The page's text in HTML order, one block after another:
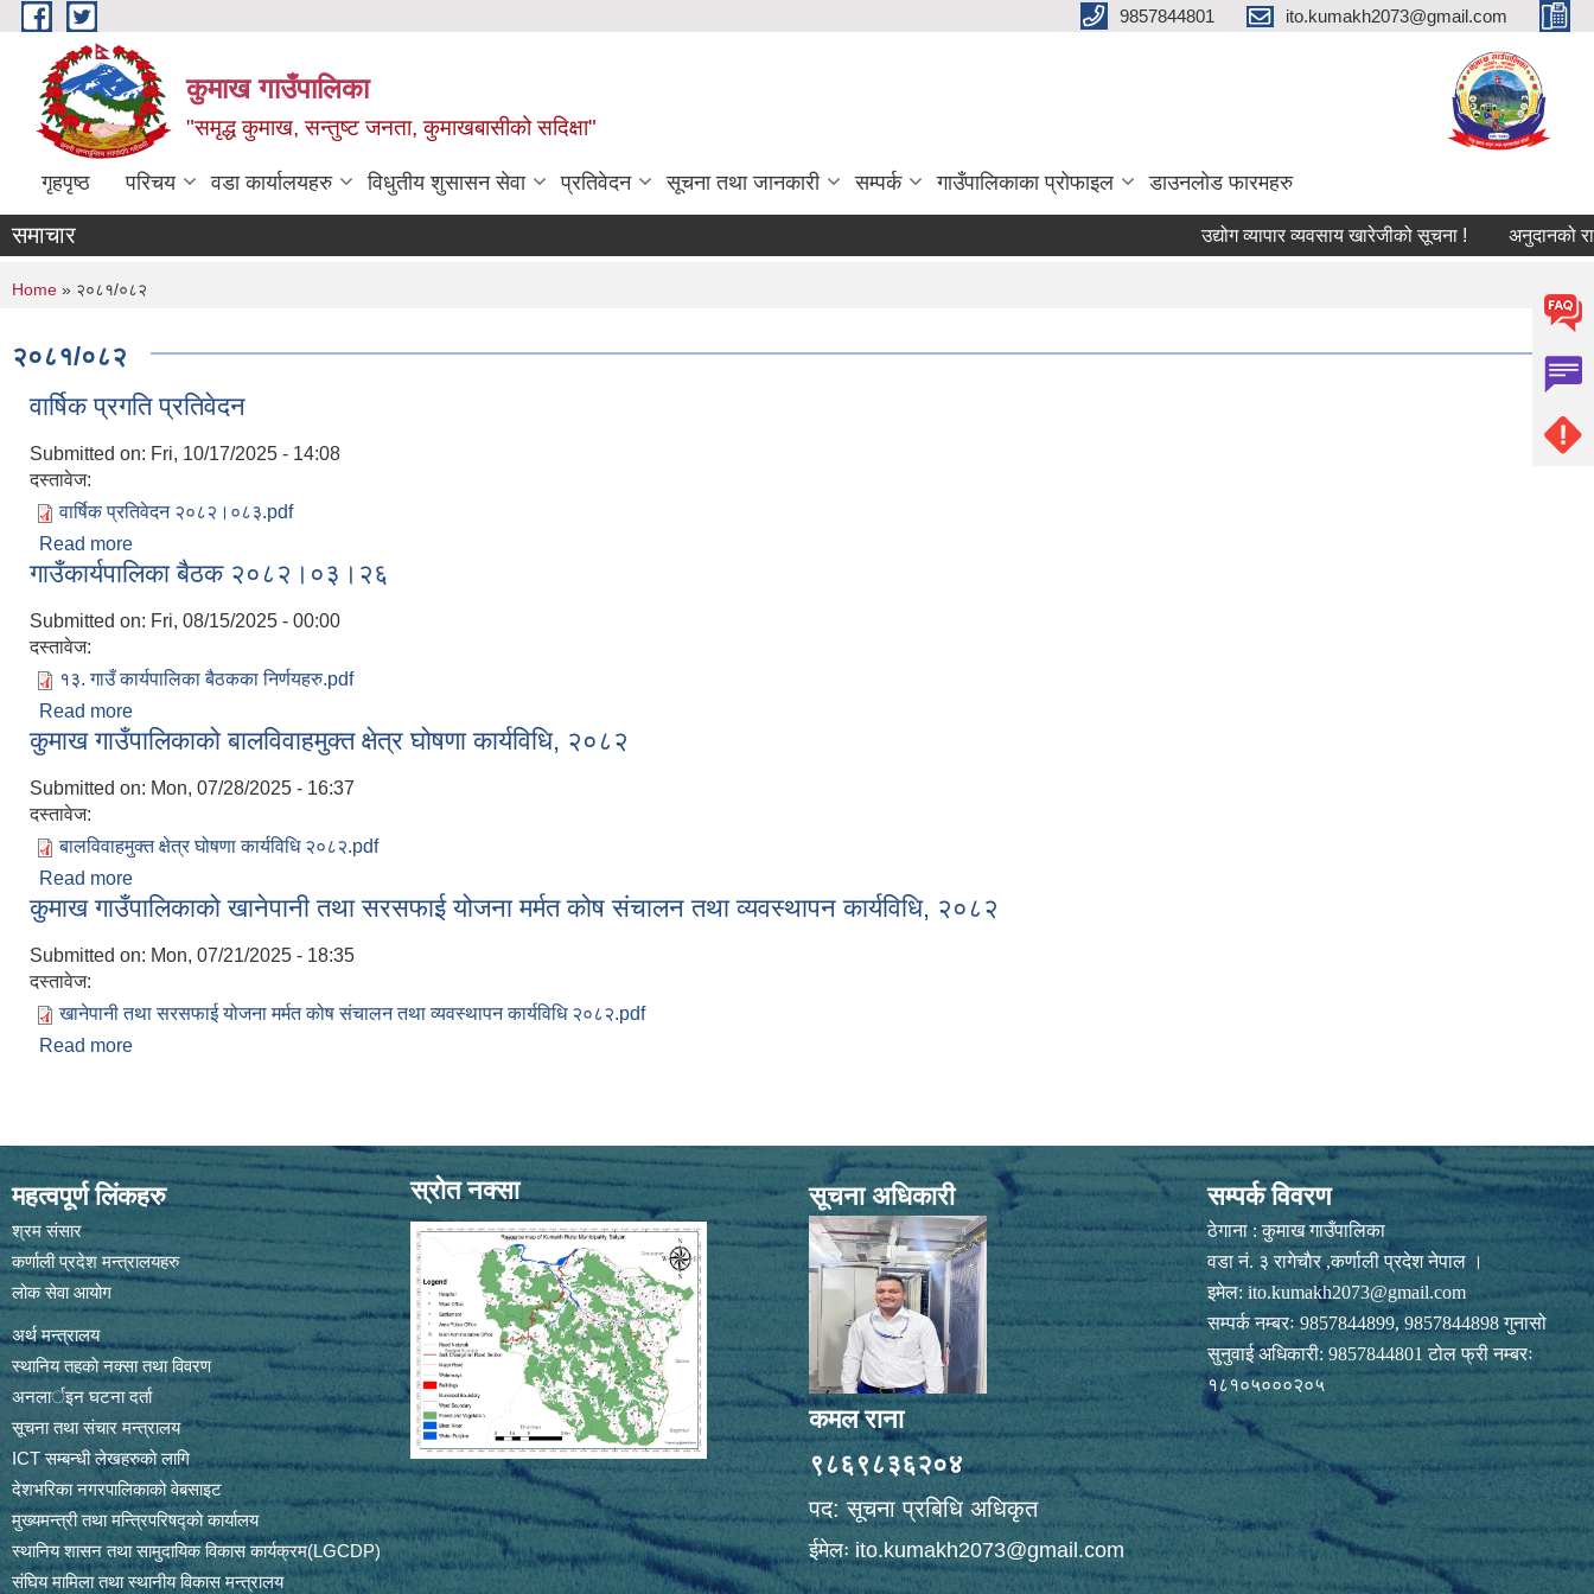
Skip to main content 9857844801 ito.kumakh2073@gmail.com
कुमाख गाउँपालिका
"समृद्ध कुमाख, सन्तुष्ट जनता, कुमाखबासीको सदिक्षा"
गृहपृष्ठ परिचय वडा कार्यालयहरु विधुतीय शुसासन सेवा प्रतिवेदन सूचना तथा जानकारी सम्पर्क गाउँपालिकाका प्रोफाइल डाउनलोड फारमहरु
समाचार उद्योग व्यापार व्यवसाय खारेजीको सूचना ! अनुदानको
You are here
Home » २०८१/०८२
२०८१/०८२
वार्षिक प्रगति प्रतिवेदन
Submitted on: Fri, 10/17/2025 - 14:08
दस्तावेज:
वार्षिक प्रतिवेदन २०८२।०८३.pdf
Read more
गाउँकार्यपालिका बैठक २०८२।०३।२६
Submitted on: Fri, 08/15/2025 - 00:00
दस्तावेज:
१३. गाउँ कार्यपालिका बैठकका निर्णयहरु.pdf
Read more
कुमाख गाउँपालिकाको बालविवाहमुक्त क्षेत्र घोषणा कार्यविधि, २०८२
Submitted on: Mon, 07/28/2025 - 16:37
दस्तावेज:
बालविवाहमुक्त क्षेत्र घोषणा कार्यविधि २०८२.pdf
Read more
कुमाख गाउँपालिकाको खानेपानी तथा सरसफाई योजना मर्मत कोष संचालन तथा व्यवस्थापन कार्यविधि, २०८२
Submitted on: Mon, 07/21/2025 - 18:35
दस्तावेज:
खानेपानी तथा सरसफाई योजना मर्मत कोष संचालन तथा व्यवस्थापन कार्यविधि २०८२.pdf
Read more
महत्वपूर्ण लिंकहरु
श्रम संसार
कर्णाली प्रदेश मन्त्रालयहरु
लोक सेवा आयोग
अर्थ मन्त्रालय
स्थानिय तहकाे नक्सा तथा विवरण
अनलार्इन घटना दर्ता
सूचना तथा संचार मन्त्रालय
ICT सम्बन्धी लेखहरुको लागि
देशभरिका नगरपालिकाको वेबसाइट
मुख्यमन्त्री तथा मन्त्रिपरिषद्को कार्यालय
स्थानिय शासन तथा सामुदायिक विकास कार्यक्रम(LGCDP)
संघिय मामिला तथा स्थानीय विकास मन्त्रालय
स्रोत नक्सा सूचना अधिकारी
कमल राना
९८६९८३६२०४
पद: सूचना प्रबिधि अधिकृत
ईमेलःito.kumakh2073@gmail.com
सम्पर्क विवरण
ठेगाना : कुमाख गाउँपालिका
वडा नं. ३ रागेचाैर ,कर्णाली प्रदेश नेपाल ।
इमेल:ito.kumakh2073@gmail.com
सम्पर्क नम्बरः 9857844899, 9857844898 गुनासो
सुनुवाई अधिकारी: 9857844801 टोल फ्री नम्बरः
१८१०५०००२०५